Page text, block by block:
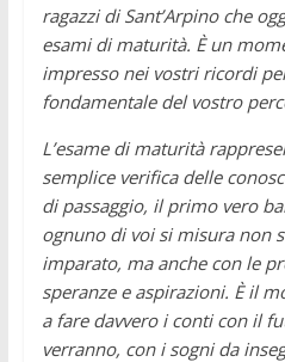
ragazzi di Sant’Arpino che
esami di maturità. È un
impresso nei vostri ricordi
fondamentale del vostro
L’esame di maturità
semplice verifica delle
di passaggio, il primo vero
ognuno di voi si misura non
imparato, ma anche con le
speranze e aspirazioni. È il
a fare davvero i conti con il
verranno, con i sogni da